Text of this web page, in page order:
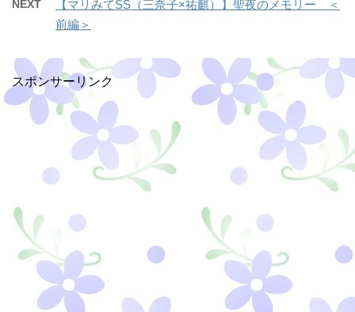
NEXT
【マリみてSS（三奈子×祐麒）】聖夜のメモリー ＜
前編＞
スポンサーリンク